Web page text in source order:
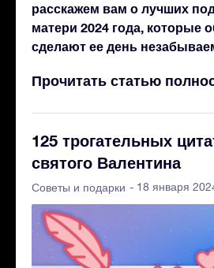
расскажем вам о лучших
матери 2024 года, которые
сделают ее день
Прочитать статью
125 трогательных
святого Валентина
Советы и подарки - 18 января